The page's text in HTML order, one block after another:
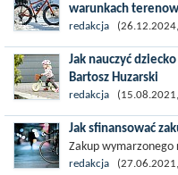
warunkach
Rowery od dawna są
sposobem na
fizycznej oraz
redakcja
Jak nauczyć
Bartosz Huzarski
Nauka
stabilizatorów i
jego...
redakcja
Jak sfinansować
Zakup wymarzonego
wystarczającym
redakcja